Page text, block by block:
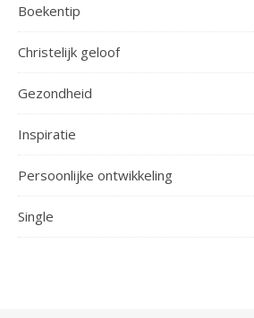
Boekentip
Christelijk geloof
Gezondheid
Inspiratie
Persoonlijke ontwikkeling
Single